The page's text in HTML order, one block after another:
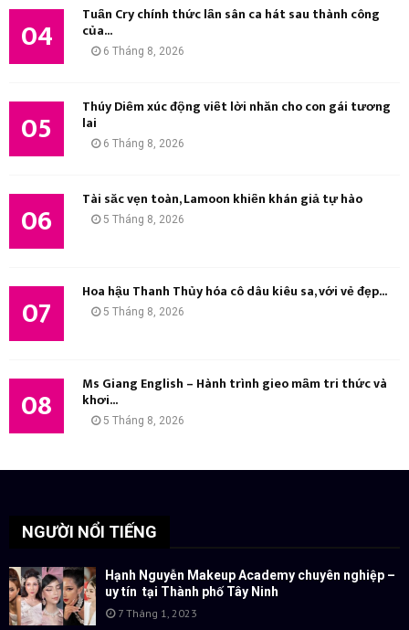
04 Tuấn Cry chính thức lấn sân ca hát sau thành công
của...
6 Tháng 8, 2026
05 Thúy Diễm xúc động viết lời nhắn cho con gái tương
lai
6 Tháng 8, 2026
06 Tài sắc vẹn toàn, Lamoon khiến khán giả tự hào
5 Tháng 8, 2026
07 Hoa hậu Thanh Thủy hóa cô dâu kiêu sa, với vẻ đẹp...
5 Tháng 8, 2026
08 Ms Giang English – Hành trình gieo mầm tri thức và
khơi...
5 Tháng 8, 2026
NGƯỜI NỔI TIẾNG
Hạnh Nguyễn Makeup Academy chuyên nghiệp –
uy tín tại Thành phố Tây Ninh
7 Tháng 1, 2023